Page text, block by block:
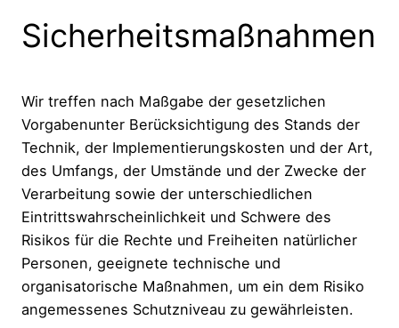
Sicherheitsmaßnahmen
Wir treffen nach Maßgabe der gesetzlichen
Vorgabenunter Berücksichtigung des Stands der
Technik, der Implementierungskosten und der Art,
des Umfangs, der Umstände und der Zwecke der
Verarbeitung sowie der unterschiedlichen
Eintrittswahrscheinlichkeit und Schwere des
Risikos für die Rechte und Freiheiten natürlicher
Personen, geeignete technische und
organisatorische Maßnahmen, um ein dem Risiko
angemessenes Schutzniveau zu gewährleisten.